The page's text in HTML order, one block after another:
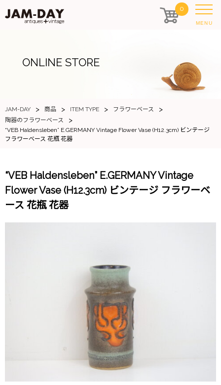
0
MENU
ONLINE STORE
JAM-DAY > 商品 > ITEM TYPE > フラワーベース >
陶器のフラワーベース >
“VEB Haldensleben” E.GERMANY Vintage Flower Vase (H12.3cm) ビンテージ
フラワーベース 花瓶 花器
“VEB Haldensleben” E.GERMANY Vintage
Flower Vase (H12.3cm) ビンテージ フラワーベ
ース 花瓶 花器